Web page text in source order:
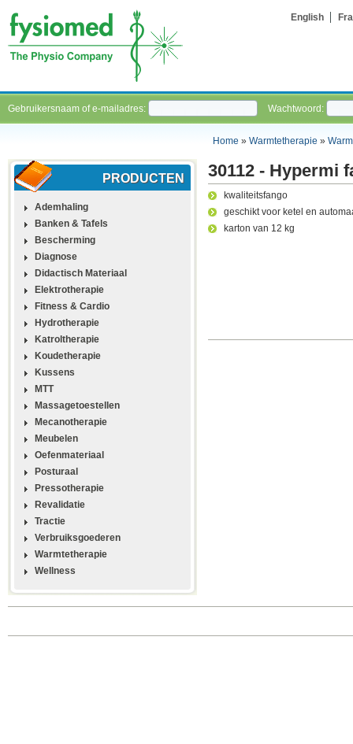
English
Gebruikersnaam of e-mailadres: Wachtwoord:
Home » Warmtetherapie »
PRODUCTEN
Ademhaling
Banken & Tafels
Bescherming
Diagnose
Didactisch Materiaal
Elektrotherapie
Fitness & Cardio
Hydrotherapie
Katroltherapie
Koudetherapie
Kussens
MTT
Massagetoestellen
Mecanotherapie
Meubelen
Oefenmateriaal
Posturaal
Pressotherapie
Revalidatie
Tractie
Verbruiksgoederen
Warmtetherapie
Wellness
30112 - Hypermi
kwaliteitsfango
geschikt voor ketel en
karton van 12 kg